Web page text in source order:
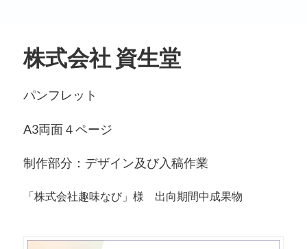
株式会社 資生堂
パンフレット
A3両面４ページ
制作部分：デザイン及び入稿作業
「株式会社趣味なび」様 出向期間中成果物